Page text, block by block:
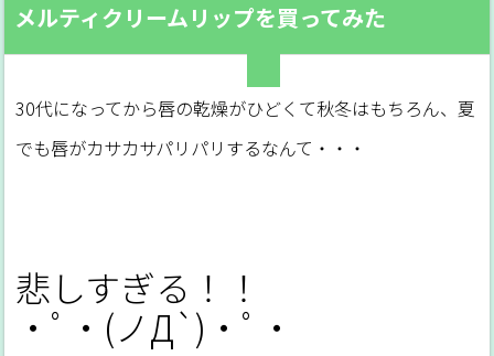
メルティクリームリップを買ってみた
30代になってから唇の乾燥がひどくて秋冬はもちろん、夏
でも唇がカサカサパリパリするなんて・・・
悲しすぎる！！
・ﾟ・(ノД`)・ﾟ・